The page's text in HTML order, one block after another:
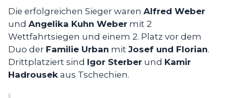
Die erfolgreichen Sieger waren Alfred Weber
und Angelika Kuhn Weber mit 2
Wettfahrtsiegen und einem 2. Platz vor dem
Duo der Familie Urban mit Josef und Florian.
Drittplatziert sind Igor Sterber und Kamir
Hadrousek aus Tschechien.